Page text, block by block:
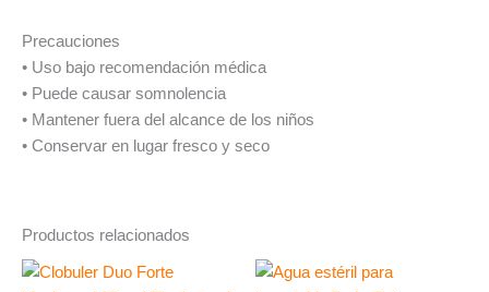
Precauciones
• Uso bajo recomendación médica
• Puede causar somnolencia
• Mantener fuera del alcance de los niños
• Conservar en lugar fresco y seco
Productos relacionados